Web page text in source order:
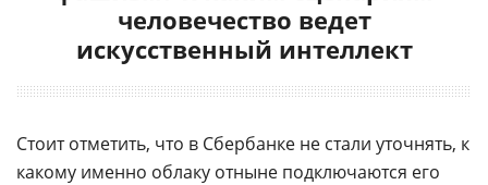
человечество ведет
искусственный интеллект
Стоит отметить, что в Сбербанке не стали уточнять, к
какому именно облаку отныне подключаются его